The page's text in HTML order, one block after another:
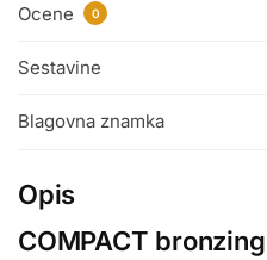
Ocene 0
Sestavine
Blagovna znamka
Opis
COMPACT